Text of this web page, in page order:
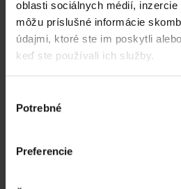
oblasti sociálnych médií,
môžu príslušné informácie
údajmi, ktoré ste im poskytli
keď ste používali ich služby.
súhlasu
Potrebné
Preferencie